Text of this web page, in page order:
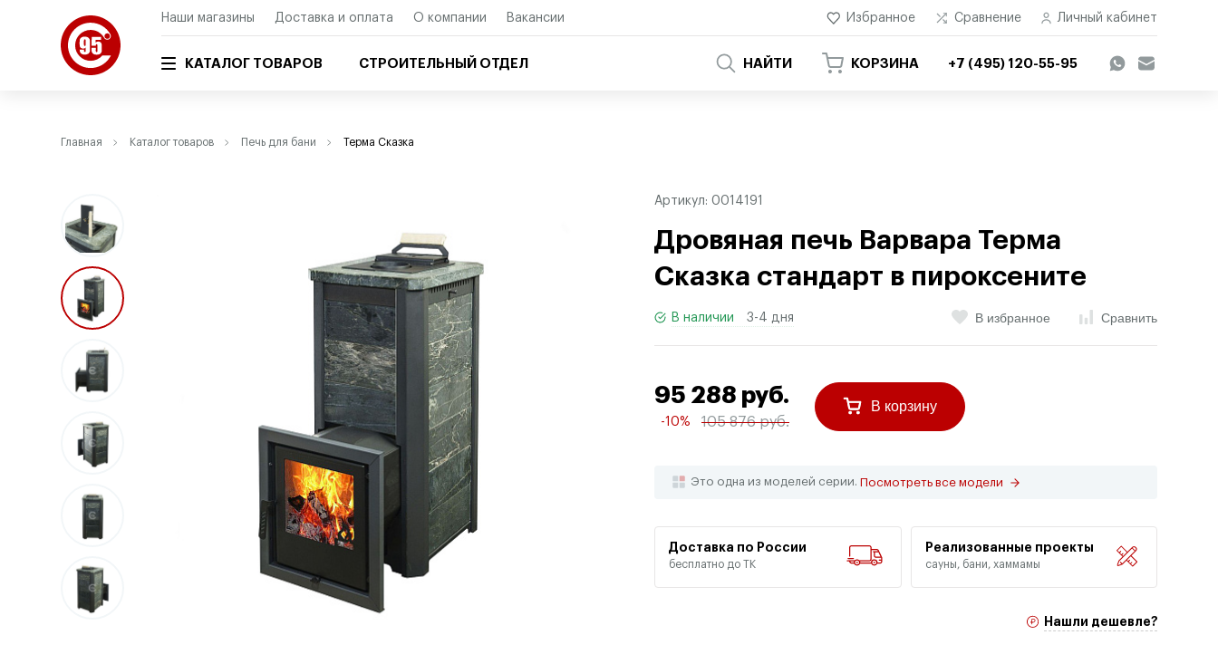
Наши магазины Доставка и оплата О компании Вакансии Избранное Сравнение Личный кабинет
КАТАЛОГ ТОВАРОВ СТРОИТЕЛЬНЫЙ ОТДЕЛ НАЙТИ КОРЗИНА +7 (495) 120-55-95
Главная Каталог товаров Печь для бани Терма Сказка
Артикул: 0014191
Дровяная печь Варвара Терма
Сказка стандарт в пироксените
В наличии 3-4 дня В избранное Сравнить
95 288 руб.
-10% 105 876 руб.
В корзину
Это одна из моделей серии. Посмотреть все модели
Доставка по России
бесплатно до ТК
Реализованные проекты
сауны, бани, хаммамы
Нашли дешевле?